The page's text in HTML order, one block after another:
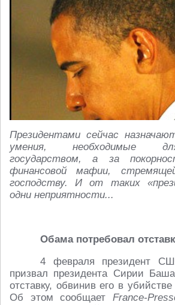
Президентами сейчас
умения, необходимые
государством, а за
финансовой мафии,
господству. И от таких
одни неприятности...
Обама потребовал
4 февраля президент
призвал президента Сирии
отставку, обвинив его в
Об этом сообщает France-